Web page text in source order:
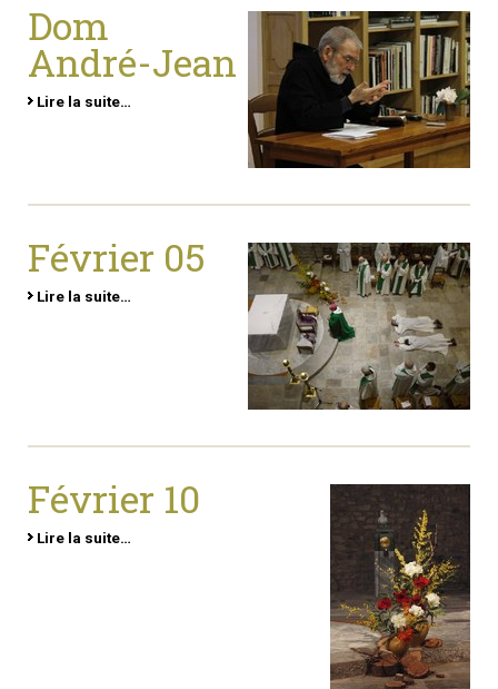
Dom
André-Jean
Lire la suite…
Février 05
Lire la suite…
Février 10
Lire la suite…